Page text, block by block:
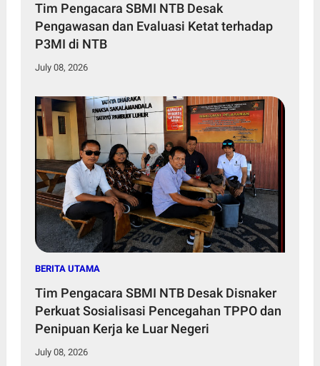
Tim Pengacara SBMI NTB Desak
Pengawasan dan Evaluasi Ketat terhadap
P3MI di NTB
July 08, 2026
BERITA UTAMA
Tim Pengacara SBMI NTB Desak Disnaker
Perkuat Sosialisasi Pencegahan TPPO dan
Penipuan Kerja ke Luar Negeri
July 08, 2026